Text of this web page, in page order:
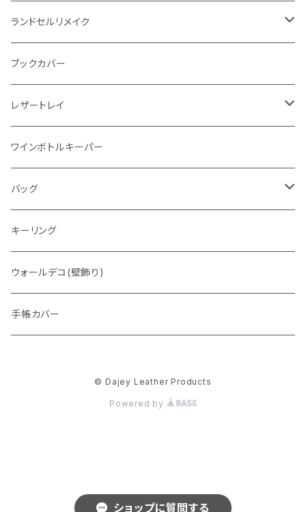
ショップに質問する
"Crammy"L字フラップウォレット
"メッセージ"カリグラフィーウォレット
ラウンドファスナー
ランドセルリメイク
写真立て
ブックカバー
レザートレイ
番外編"Wave"
通常盤
ワインボトルキーパー
バッグ
トートバッグ
ウォレットバッグ
キーリング
ウォールデコ(壁飾り)
手帳カバー
© Dajey Leather Products
Powered by